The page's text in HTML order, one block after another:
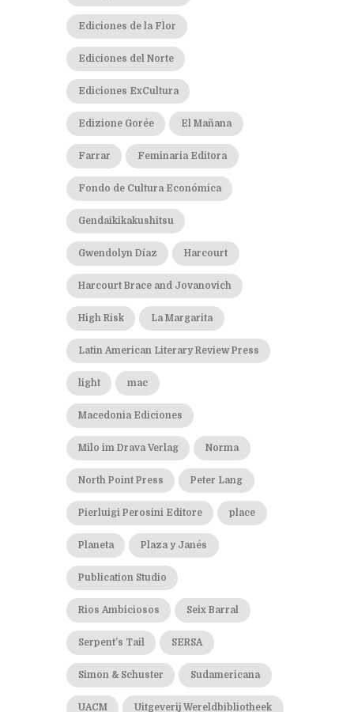
Ediciones de la Flor
Ediciones del Norte
Ediciones ExCultura
Edizione Gorée El Mañana
Farrar Feminaria Editora
Fondo de Cultura Económica
Gendaikikakushitsu
Gwendolyn Díaz Harcourt
Harcourt Brace and Jovanovich
High Risk La Margarita
Latin American Literary Review Press
light mac
Macedonia Ediciones
Milo im Drava Verlag Norma
North Point Press Peter Lang
Pierluigi Perosini Editore place
Planeta Plaza y Janés
Publication Studio
Rios Ambiciosos Seix Barral
Serpent’s Tail SERSA
Simon & Schuster Sudamericana
UACM Uitgeverij Wereldbibliotheek